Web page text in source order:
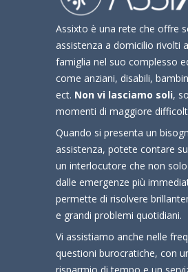
Assixto è una rete che offre
assistenza a domicilio rivolti
famiglia nel suo complesso
come anziani, disabili,
ect. Non vi lasciamo soli,
momenti di maggiore
Quando si presenta un
assistenza, potete contare
un interlocutore che non
dalle emergenze più
permette di risolvere
e grandi problemi quotidiani.
Vi assistiamo anche nelle
questioni burocratiche, con